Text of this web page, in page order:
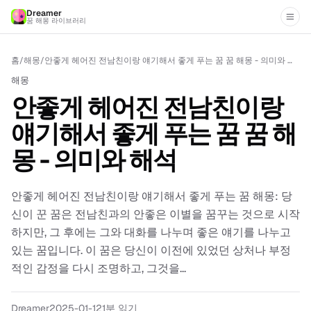
Dreamer
꿈 해몽 라이브러리
홈/해몽/ 안좋게 헤어진 전남친이랑 얘기해서 좋게 푸는 꿈 꿈 해몽 - 의미와 해석
해몽
안좋게 헤어진 전남친이랑
얘기해서 좋게 푸는 꿈 꿈 해
몽 - 의미와 해석
안좋게 헤어진 전남친이랑 얘기해서 좋게 푸는 꿈 해몽: 당
신이 꾼 꿈은 전남친과의 안좋은 이별을 꿈꾸는 것으로 시작
하지만, 그 후에는 그와 대화를 나누며 좋은 얘기를 나누고
있는 꿈입니다. 이 꿈은 당신이 이전에 있었던 상처나 부정
적인 감정을 다시 조명하고, 그것을...
Dreamer2025-01-121분 읽기